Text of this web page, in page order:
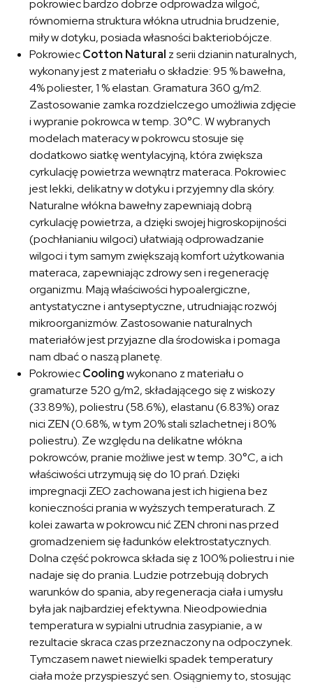
pokrowiec bardzo dobrze odprowadza wilgoć,
równomierna struktura włókna utrudnia brudzenie,
miły w dotyku, posiada własności bakteriobójcze.
PokrowiecCotton Natural z serii dzianin naturalnych,
wykonany jest z materiału o składzie: 95 % bawełna,
4% poliester, 1 % elastan. Gramatura 360 g/m2.
Zastosowanie zamka rozdzielczego umożliwia zdjęcie
i wypranie pokrowca w temp. 30°C. W wybranych
modelach materacy w pokrowcu stosuje się
dodatkowo siatkę wentylacyjną, która zwiększa
cyrkulację powietrza wewnątrz materaca. Pokrowiec
jest lekki, delikatny w dotyku i przyjemny dla skóry.
Naturalne włókna bawełny zapewniają dobrą
cyrkulację powietrza, a dzięki swojej higroskopijności
(pochłanianiu wilgoci) ułatwiają odprowadzanie
wilgoci i tym samym zwiększają komfort użytkowania
materaca, zapewniając zdrowy sen i regenerację
organizmu. Mają właściwości hypoalergiczne,
antystatyczne i antyseptyczne, utrudniając rozwój
mikroorganizmów. Zastosowanie naturalnych
materiałów jest przyjazne dla środowiska i pomaga
nam dbać o naszą planetę.
PokrowiecCoolingwykonano z materiału o
gramaturze 520 g/m2, składającego się z wiskozy
(33.89%), poliestru (58.6%), elastanu (6.83%) oraz
nici ZEN (0.68%, w tym 20% stali szlachetnej i 80%
poliestru). Ze względu na delikatne włókna
pokrowców, pranie możliwe jest w temp. 30°C, a ich
właściwości utrzymują się do 10 prań. Dzięki
impregnacji ZEO zachowana jest ich higiena bez
konieczności prania w wyższych temperaturach. Z
kolei zawarta w pokrowcu nić ZEN chroni nas przed
gromadzeniem się ładunków elektrostatycznych.
Dolna część pokrowca składa się z 100% poliestru i nie
nadaje się do prania. Ludzie potrzebują dobrych
warunków do spania, aby regeneracja ciała i umysłu
była jak najbardziej efektywna. Nieodpowiednia
temperatura w sypialni utrudnia zasypianie, a w
rezultacie skraca czas przeznaczony na odpoczynek.
Tymczasem nawet niewielki spadek temperatury
ciała może przyspieszyć sen. Osiągniemy to, stosując